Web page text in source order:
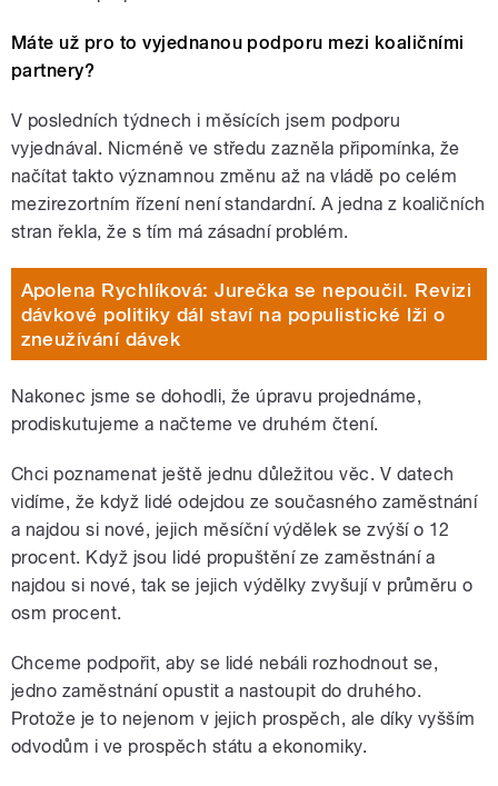
Máte už pro to vyjednanou podporu mezi koaličními
partnery?
V posledních týdnech i měsících jsem podporu
vyjednával. Nicméně ve středu zazněla připomínka, že
načítat takto významnou změnu až na vládě po celém
mezirezortním řízení není standardní. A jedna z koaličních
stran řekla, že s tím má zásadní problém.
Apolena Rychlíková: Jurečka se nepoučil. Revizi
dávkové politiky dál staví na populistické lži o
zneužívání dávek
Nakonec jsme se dohodli, že úpravu projednáme,
prodiskutujeme a načteme ve druhém čtení.
Chci poznamenat ještě jednu důležitou věc. V datech
vidíme, že když lidé odejdou ze současného zaměstnání
a najdou si nové, jejich měsíční výdělek se zvýší o 12
procent. Když jsou lidé propuštění ze zaměstnání a
najdou si nové, tak se jejich výdělky zvyšují v průměru o
osm procent.
Chceme podpořit, aby se lidé nebáli rozhodnout se,
jedno zaměstnání opustit a nastoupit do druhého.
Protože je to nejenom v jejich prospěch, ale díky vyšším
odvodům i ve prospěch státu a ekonomiky.